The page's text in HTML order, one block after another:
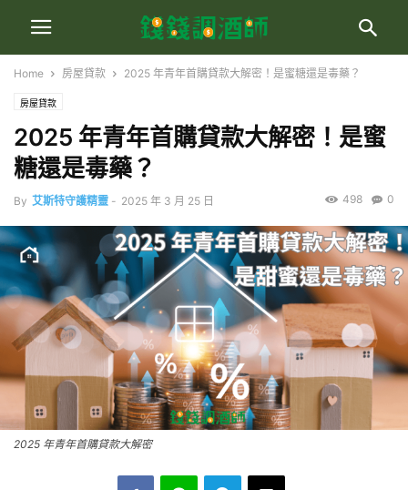
Home 房屋貸款 2025 年青年首購貸款大解密！是蜜糖還是毒藥？
房屋貸款
2025 年青年首購貸款大解密！是蜜
糖還是毒藥？
By 艾斯特守護精靈 - 2025 年 3 月 25 日 0
498
2025 年青年首購貸款大解密